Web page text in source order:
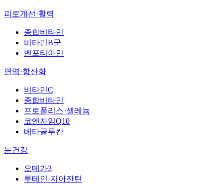
피로개선·활력
종합비타민
비타민B군
벤포티아민
면역·항산화
비타민C
종합비타민
프로폴리스·셀레늄
코엔자임Q10
베타글루칸
눈건강
오메가3
루테인·지아잔틴